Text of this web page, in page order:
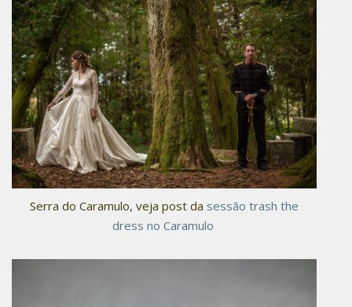
Serra do Caramulo, veja post da sessão trash the
dress no Caramulo